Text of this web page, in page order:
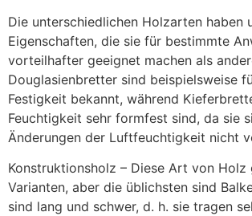
Die unterschiedlichen Holzarten haben
Eigenschaften, die sie für bestimmte
vorteilhafter geeignet machen als
Douglasienbretter sind beispielsweise
Festigkeit bekannt, während
Feuchtigkeit sehr formfest sind, da sie
Änderungen der Luftfeuchtigkeit nicht
Konstruktionsholz – Diese Art von Holz
Varianten, aber die üblichsten sind
sind lang und schwer, d. h. sie tragen